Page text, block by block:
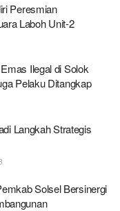
Peresmian
Laboh Unit-2
Ilegal di Solok
Pelaku Ditangkap
Langkah Strategis
Solsel Bersinergi